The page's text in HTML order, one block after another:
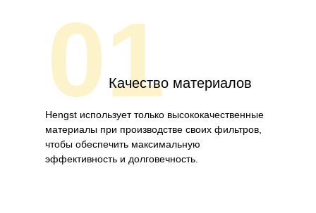
01Качество материалов
Hengst использует только высококачественные
материалы при производстве своих фильтров,
чтобы обеспечить максимальную
эффективность и долговечность.